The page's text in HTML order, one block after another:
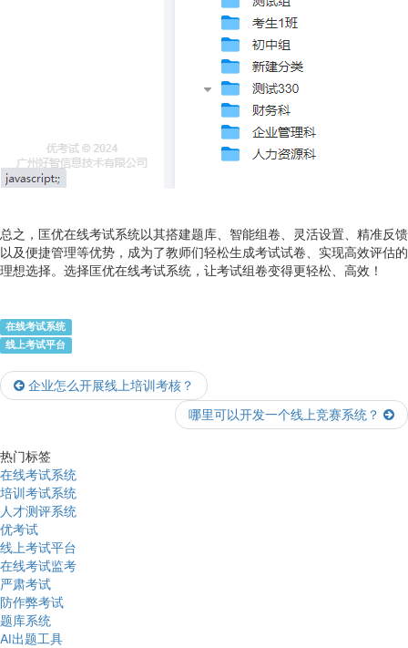
总之，匡优在线考试系统以其搭建题库、智能组卷、灵活设置、精准反馈
以及便捷管理等优势，成为了教师们轻松生成考试试卷、实现高效评估的
理想选择。选择匡优在线考试系统，让考试组卷变得更轻松、高效！
在线考试系统
线上考试平台
企业怎么开展线上培训考核？
哪里可以开发一个线上竞赛系统？
热门标签
在线考试系统
培训考试系统
人才测评系统
优考试
线上考试平台
在线考试监考
严肃考试
防作弊考试
题库系统
AI出题工具